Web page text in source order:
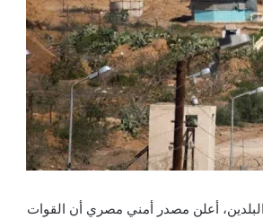
أعلن مصدر أمني مصري أن القوات